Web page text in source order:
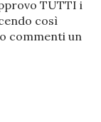
TUTTI i
così
commenti un